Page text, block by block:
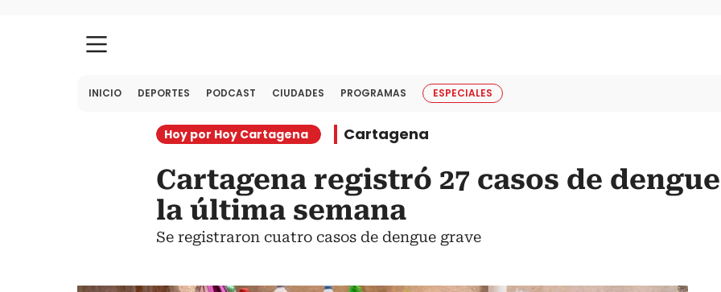
INICIO DEPORTES PODCAST CIUDADES PROGRAMAS ESPECIALES
Hoy por Hoy Cartagena Cartagena
Cartagena registró 27 casos de
la última semana
Se registraron cuatro casos de dengue grave